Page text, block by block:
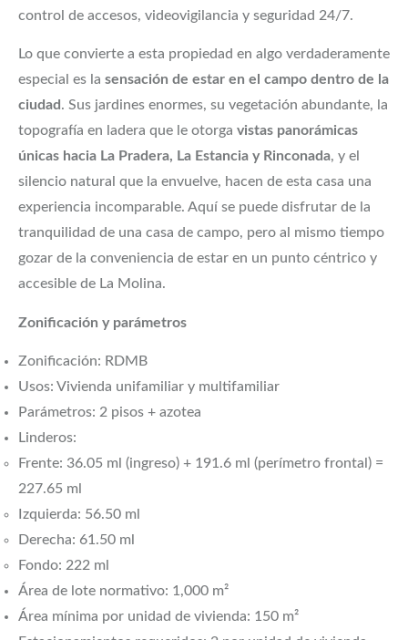
control de accesos, videovigilancia y seguridad 24/7.
Lo que convierte a esta propiedad en algo verdaderamente
especial es la sensación de estar en el campo dentro de la
ciudad. Sus jardines enormes, su vegetación abundante, la
topografía en ladera que le otorga vistas panorámicas
únicas hacia La Pradera, La Estancia y Rinconada, y el
silencio natural que la envuelve, hacen de esta casa una
experiencia incomparable. Aquí se puede disfrutar de la
tranquilidad de una casa de campo, pero al mismo tiempo
gozar de la conveniencia de estar en un punto céntrico y
accesible de La Molina.
Zonificación y parámetros
Zonificación: RDMB
Usos: Vivienda unifamiliar y multifamiliar
Parámetros: 2 pisos + azotea
Linderos:
Frente: 36.05 ml (ingreso) + 191.6 ml (perímetro frontal) =
227.65 ml
Izquierda: 56.50 ml
Derecha: 61.50 ml
Fondo: 222 ml
Área de lote normativo: 1,000 m²
Área mínima por unidad de vivienda: 150 m²